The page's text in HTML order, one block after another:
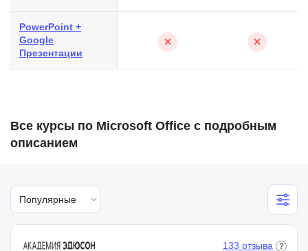
PowerPoint +
Google
Презентации
✕ ✕
Все курсы по Microsoft Office с подробным
описанием
Популярные
133 отзыва